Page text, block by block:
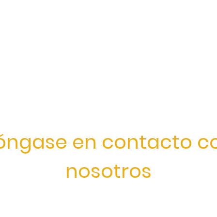
en contacto
nosotros